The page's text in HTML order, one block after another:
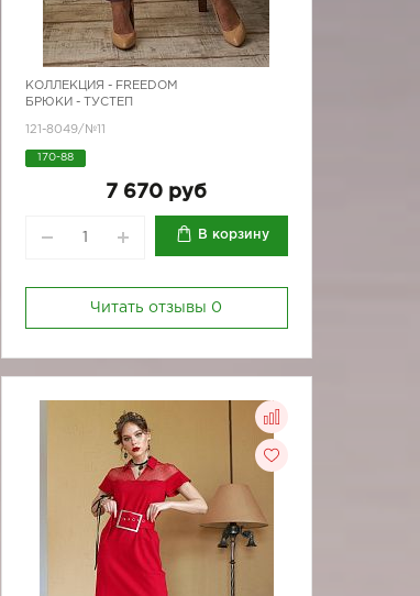
КОЛЛЕКЦИЯ - FREEDOM
БРЮКИ - ТУСТЕП
121-8049/№11
170-88
7 670 руб
В корзину
Читать отзывы 0